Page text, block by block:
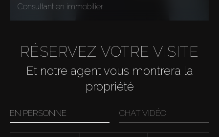
Consultant en immobilier
RÉSERVEZ VOTRE VISITE
Et notre agent vous montrera la
propriété
EN PERSONNE CHAT VIDÉO